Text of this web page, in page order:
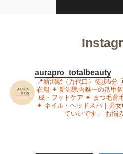
aurapro_totalbeauty
📍新潟駅（万代口）徒歩5分🗓
在籍 ✦ 新潟県内唯一の爪甲
成・フットケア ✦ まつ毛育
✦ ネイル・ヘッドスパ｜男女
ていいです」
お悩